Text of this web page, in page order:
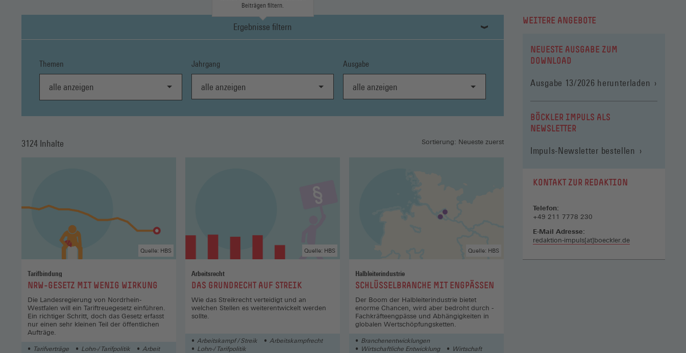
Ergebnisse filtern
Beiträgen filtern.
Themen
alle anzeigen
Jahrgang
alle anzeigen
Ausgabe
alle anzeigen
3124 Inhalte Sortierung: Neueste zuerst
Tarifbindung
:NRW-GESETZ MIT WENIG WIRKUNG
Quelle: HBS
Die Landesregierung von Nordrhein-
Westfalen will ein Tariftreuegesetz einführen.
Ein richtiger Schritt, doch das Gesetz erfasst
nur einen sehr kleinen Teil der öffentlichen
Aufträge.
Tarifverträge Lohn-/ Tarifpolitik Arbeit
Arbeitsrecht
:DAS GRUNDRECHT AUF STREIK
Quelle: HBS
Wie das Streikrecht verteidigt und an
welchen Stellen es weiterentwickelt werden
sollte.
Arbeitskampf / Streik
Arbeitskampfrecht
Lohn-/ Tarifpolitik
Halbleiterindustrie
:SCHLÜSSELBRANCHE MIT ENGPÄSSEN
Quelle: HBS
Der Boom der Halbleiterindustrie bietet
enorme Chancen, wird aber bedroht durch ­
Fachkräfteengpässe und Abhängigkeiten in
globalen Wertschöpfungsketten.
Branchenentwicklungen
Wirtschaftliche Entwicklung
Wirtschaft
WEITERE ANGEBOTE
NEUESTE AUSGABE ZUM
DOWNLOAD
Ausgabe 13/2026 herunterladen (Öffnet
einem
BÖCKLER IMPULS ALS
NEWSLETTER
Impuls-Newsletter bestellen
KONTAKT ZUR REDAKTION
Telefon:
+49 211 7778 230
E-Mail Adresse:
redaktion-impuls[at]boeckler.de